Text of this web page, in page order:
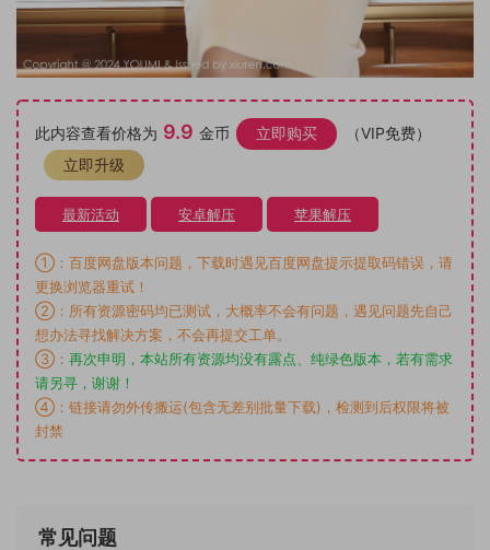
此内容查看价格为 9.9 金币 立即购买
（VIP免费）
立即升级
最新活动 安卓解压 苹果解压
①：百度网盘版本问题，下载时遇见百度网盘提示提取码错误，请
更换浏览器重试！
②：所有资源密码均已测试，大概率不会有问题，遇见问题先自己
想办法寻找解决方案，不会再提交工单。
③： 再次申明，本站所有资源均没有露点、纯绿色版本，若有需求
请另寻，谢谢！
④：链接请勿外传搬运(包含无差别批量下载)，检测到后权限将被
封禁
常见问题